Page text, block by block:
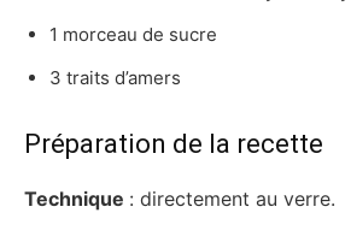
1 morceau de sucre
3 traits d’amers
Préparation de la recette
Technique : directement au verre.